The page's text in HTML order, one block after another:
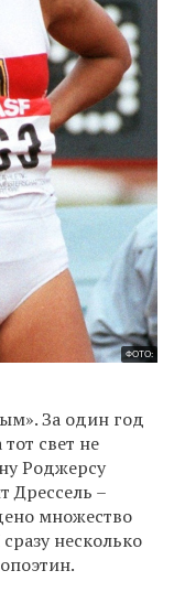
ФОТО:
За один год
свет не
Роджерсу
Дрессель –
множество
несколько